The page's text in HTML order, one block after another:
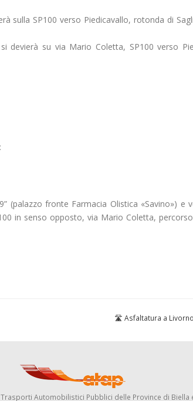
sulla SP100 verso Piedicavallo, rotonda di
su via Mario Coletta, SP100 verso
(palazzo fronte Farmacia Olistica «Savino») e
in senso opposto, via Mario Coletta,
🛣️ Asfaltatura a
Automobilistici Pubblici delle Province di Biella